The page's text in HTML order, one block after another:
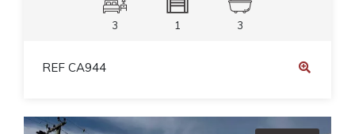
3 1 3
REF CA944